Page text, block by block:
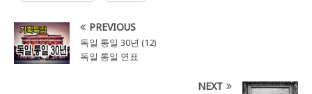
PREVIOUS
독일 통일 30년 (12)
독일 통일 연표
NEXT